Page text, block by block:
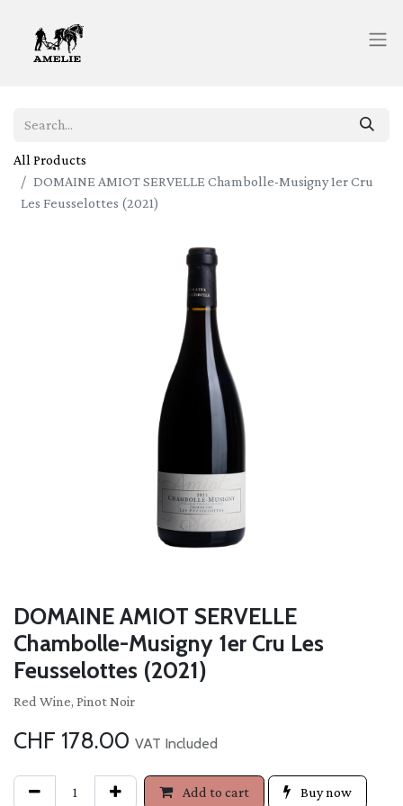
All Products
DOMAINE AMIOT SERVELLE Chambolle-Musigny 1er Cru
Les Feusselottes (2021)
DOMAINE AMIOT SERVELLE
Chambolle-Musigny 1er Cru Les
Feusselottes (2021)
Red Wine, Pinot Noir
CHF 178.00 VAT Included
Add to cart Buy now